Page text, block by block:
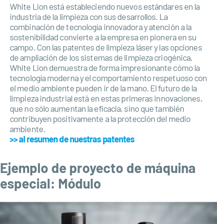
White Lion está estableciendo nuevos estándares en la
industria de la limpieza con sus desarrollos. La
combinación de tecnología innovadora y atención a la
sostenibilidad convierte a la empresa en pionera en su
campo. Con las patentes de limpieza láser y las opciones
de ampliación de los sistemas de limpieza criogénica,
White Lion demuestra de forma impresionante cómo la
tecnología moderna y el comportamiento respetuoso con
el medio ambiente pueden ir de la mano. El futuro de la
limpieza industrial está en estas primeras innovaciones,
que no sólo aumentan la eficacia, sino que también
contribuyen positivamente a la protección del medio
ambiente.
>> al resumen de nuestras patentes
Ejemplo de proyecto de máquina
especial: Módulo